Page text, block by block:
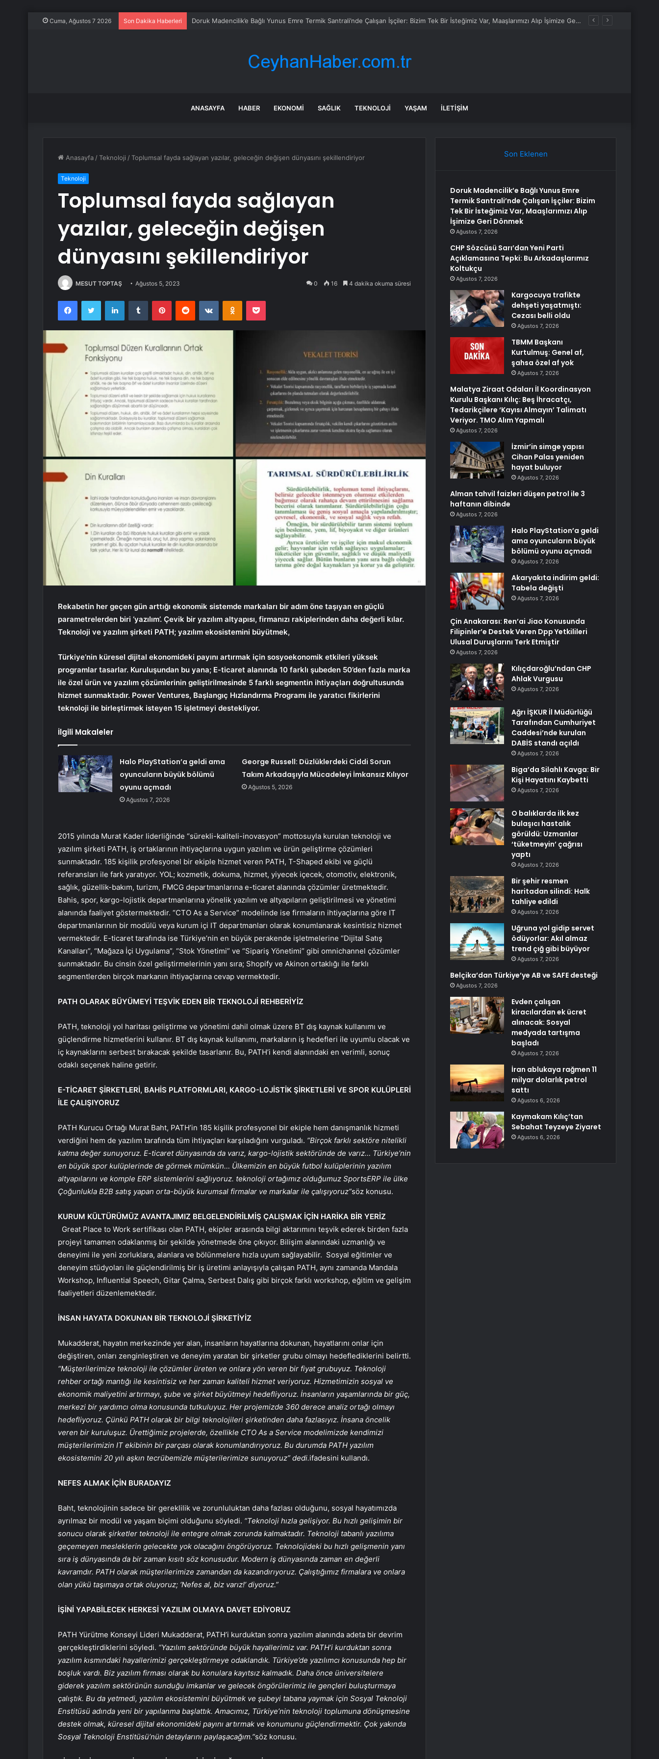
Cuma, Ağustos 7 2026 Son Dakika Haberleri Doruk Madencilik’e Bağlı Yunus Emre Termik Santrali’nde Çalışan İşçiler: Bizim Tek Bir İsteğimiz Var, Maaşlarımızı Alıp İşimize Geri Dönmek
ANASAYFA HABER EKONOMI SAĞLIK TEKNOLOJI YAŞAM İLETIŞIM
Anasayfa /Teknoloji /Toplumsal fayda sağlayan yazılar, geleceğin değişen dünyasını şekillendiriyor
Teknoloji
Toplumsal fayda sağlayan
yazılar, geleceğin değişen
dünyasını şekillendiriyor
MESUT TOPTAŞ Ağustos 5, 2023 0 16 4 dakika okuma süresi
FacebookTwitter LinkedInTumblr PinterestReddit VKontakteOdnoklassniki
Pocket
Rekabetin her geçen gün arttığı ekonomik sistemde markaları bir adım öne taşıyan en güçlü
parametrelerden biri ‘yazılım’. Çevik bir yazılım altyapısı, firmanızı rakiplerinden daha değerli kılar.
Teknoloji ve yazılım şirketi PATH; yazılım ekosistemini büyütmek,
Türkiye’nin küresel dijital ekonomideki payını artırmak için sosyoekonomik etkileri yüksek
programlar tasarlar. Kuruluşundan bu yana; E-ticaret alanında 10 farklı şubeden 50’den fazla marka
ile özel ürün ve yazılım çözümlerinin geliştirilmesinde 5 farklı segmentin ihtiyaçları doğrultusunda
hizmet sunmaktadır. Power Ventures, Başlangıç ​​Hızlandırma Programı ile yaratıcı fikirlerini
teknoloji ile birleştirmek isteyen 15 işletmeyi destekliyor.
İlgili Makaleler
Halo PlayStation’a geldi ama
oyuncuların büyük bölümü
oyunu açmadı
Ağustos 7, 2026
George Russell: Düzlüklerdeki Ciddi Sorun
Takım Arkadaşıyla Mücadeleyi İmkansız Kılıyor
Ağustos 5, 2026
2015 yılında Murat Kader liderliğinde “sürekli-kaliteli-inovasyon” mottosuyla kurulan teknoloji ve
yazılım şirketi PATH, iş ortaklarının ihtiyaçlarına uygun yazılım ve ürün geliştirme çözümleri
sunmaktadır. 185 kişilik profesyonel bir ekiple hizmet veren PATH, T-Shaped ekibi ve güçlü
referansları ile fark yaratıyor. YOL; kozmetik, dokuma, hizmet, yiyecek içecek, otomotiv, elektronik,
sağlık, güzellik-bakım, turizm, FMCG departmanlarına e-ticaret alanında çözümler üretmektedir.
Bahis, spor, kargo-lojistik departmanlarına yönelik yazılım ve altyapıların geliştirilmesi ve yönetimi
alanında faaliyet göstermektedir. “CTO As a Service” modelinde ise firmaların ihtiyaçlarına göre IT
departmanlarının bir modülü veya kurum içi IT departmanları olarak konumlanarak kesintisiz hizmet
vermektedir. E-ticaret tarafında ise Türkiye’nin en büyük perakende işletmelerine “Dijital Satış
Kanalları”, “Mağaza İçi Uygulama”, “Stok Yönetimi” ve “Sipariş Yönetimi” gibi omnichannel çözümler
sunmaktadır. Bu cinsin özel geliştirmelerinin yanı sıra; Shopify ve Akinon ortaklığı ile farklı
segmentlerden birçok markanın ihtiyaçlarına cevap vermektedir.
PATH OLARAK BÜYÜMEYİ TEŞVİK EDEN BİR TEKNOLOJİ REHBERİYİZ
PATH, teknoloji yol haritası geliştirme ve yönetimi dahil olmak üzere BT dış kaynak kullanımı ve
güçlendirme hizmetlerini kullanır. BT dış kaynak kullanımı, markaların iş hedefleri ile uyumlu olacak ve
iç kaynaklarını serbest bırakacak şekilde tasarlanır. Bu, PATH’i kendi alanındaki en verimli, sonuç
odaklı seçenek haline getirir.
E-TİCARET ŞİRKETLERİ, BAHİS PLATFORMLARI, KARGO-LOJİSTİK ŞİRKETLERİ VE SPOR KULÜPLERİ
İLE ÇALIŞIYORUZ
PATH Kurucu Ortağı Murat Baht, PATH’in 185 kişilik profesyonel bir ekiple hem danışmanlık hizmeti
verdiğini hem de yazılım tarafında tüm ihtiyaçları karşıladığını vurguladı. ”Birçok farklı sektöre nitelikli
katma değer sunuyoruz. E-ticaret dünyasında da varız, kargo-lojistik sektöründe de varız… Türkiye’nin
en büyük spor kulüplerinde de görmek mümkün… Ülkemizin en büyük futbol kulüplerinin yazılım
altyapılarını ve komple ERP sistemlerini sağlıyoruz. teknoloji ortağımız olduğumuz SportsERP ile ülke
Çoğunlukla B2B satış yapan orta-büyük kurumsal firmalar ve markalar ile çalışıyoruz”söz konusu.
KURUM KÜLTÜRÜMÜZ AVANTAJIMIZ BELGELENDİRİLMİŞ ÇALIŞMAK İÇİN HARİKA BİR YERİZ
Great Place to Work sertifikası olan PATH, ekipler arasında bilgi aktarımını teşvik ederek birden fazla
projeyi tamamen odaklanmış bir şekilde yönetmede öne çıkıyor. Bilişim alanındaki uzmanlığı ve
deneyimi ile yeni zorluklara, alanlara ve bölünmelere hızla uyum sağlayabilir. Sosyal eğitimler ve
deneyim stüdyoları ile güçlendirilmiş bir iş üretimi anlayışıyla çalışan PATH, aynı zamanda Mandala
Workshop, Influential Speech, Gitar Çalma, Serbest Dalış gibi birçok farklı workshop, eğitim ve gelişim
faaliyetleri düzenlemektedir.
İNSAN HAYATA DOKUNAN BİR TEKNOLOJİ ŞİRKETİYİZ
Mukadderat, hayatın merkezinde yer alan, insanların hayatlarına dokunan, hayatlarını onlar için
değiştiren, onları zenginleştiren ve deneyim yaratan bir şirketler grubu olmayı hedeflediklerini belirtti.
“Müşterilerimize teknoloji ile çözümler üreten ve onlara yön veren bir fiyat grubuyuz. Teknoloji
rehber ortağı mantığı ile kesintisiz ve her zaman kaliteli hizmet veriyoruz. Hizmetimizin sosyal ve
ekonomik maliyetini artırmayı, şube ve şirket büyütmeyi hedefliyoruz. İnsanların yaşamlarında bir güç,
merkezi bir yardımcı olma konusunda tutkuluyuz. Her projemizde 360 ​​derece analiz ortağı olmayı
hedefliyoruz. Çünkü PATH olarak bir bilgi teknolojileri şirketinden daha fazlasıyız. İnsana öncelik
veren bir kuruluşuz. Ürettiğimiz projelerde, özellikle CTO As a Service modelimizde kendimizi
müşterilerimizin IT ekibinin bir parçası olarak konumlandırıyoruz. Bu durumda PATH yazılım
ekosistemini 20 yılı aşkın tecrübemizle müşterilerimize sunuyoruz” dedi.ifadesini kullandı.
NEFES ALMAK İÇİN BURADAYIZ
Baht, teknolojinin sadece bir gereklilik ve zorunluluktan daha fazlası olduğunu, sosyal hayatımızda
ayrılmaz bir modül ve yaşam biçimi olduğunu söyledi. “Teknoloji hızla gelişiyor. Bu hızlı gelişimin bir
sonucu olarak şirketler teknoloji ile entegre olmak zorunda kalmaktadır. Teknoloji tabanlı yazılıma
geçemeyen mesleklerin gelecekte yok olacağını öngörüyoruz. Teknolojideki bu hızlı gelişmenin yanı
sıra iş dünyasında da bir zaman kısıtı söz konusudur. Modern iş dünyasında zaman en değerli
kavramdır. PATH olarak müşterilerimize zamandan da kazandırıyoruz. Çalıştığımız firmalara ve onlara
olan yükü taşımaya ortak oluyoruz; ‘Nefes al, biz varız!’ diyoruz.”
İŞİNİ YAPABİLECEK HERKESİ YAZILIM OLMAYA DAVET EDİYORUZ
PATH Yürütme Konseyi Lideri Mukadderat, PATH’i kurduktan sonra yazılım alanında adeta bir devrim
gerçekleştirdiklerini söyledi. “Yazılım sektöründe büyük hayallerimiz var. PATH’i kurduktan sonra
yazılım kısmındaki hayallerimizi gerçekleştirmeye odaklandık. Türkiye’de yazılımcı konusunda hep bir
boşluk vardı. Biz yazılım firması olarak bu konulara kayıtsız kalmadık. Daha önce üniversitelere
giderek yazılım sektörünün sunduğu imkanlar ve gelecek öngörülerimiz ile gençleri buluşturmaya
çalıştık. Bu da yetmedi, yazılım ekosistemini büyütmek ve şubeyi tabana yaymak için Sosyal Teknoloji
Enstitüsü adında yeni bir yapılanma başlattık. Amacımız, Türkiye’nin teknoloji toplumuna dönüşmesine
destek olmak, küresel dijital ekonomideki payını artırmak ve konumunu güçlendirmektir. Çok yakında
Sosyal Teknoloji Enstitüsü’nün detaylarını paylaşacağım.”söz konusu.
Son Eklenen
Doruk Madencilik’e Bağlı Yunus Emre
Termik Santrali’nde Çalışan İşçiler: Bizim
Tek Bir İsteğimiz Var, Maaşlarımızı Alıp
İşimize Geri Dönmek
Ağustos 7, 2026
CHP Sözcüsü Sarı’dan Yeni Parti
Açıklamasına Tepki: Bu Arkadaşlarımız
Koltukçu
Ağustos 7, 2026
Kargocuya trafikte
dehşeti yaşatmıştı:
Cezası belli oldu
Ağustos 7, 2026
TBMM Başkanı
Kurtulmuş: Genel af,
şahsa özel af yok
Ağustos 7, 2026
Malatya Ziraat Odaları İl Koordinasyon
Kurulu Başkanı Kılıç: Beş İhracatçı,
Tedarikçilere ‘Kayısı Almayın’ Talimatı
Veriyor. TMO Alım Yapmalı
Ağustos 7, 2026
İzmir’in simge yapısı
Cihan Palas yeniden
hayat buluyor
Ağustos 7, 2026
Alman tahvil faizleri düşen petrol ile 3
haftanın dibinde
Ağustos 7, 2026
Halo PlayStation’a geldi
ama oyuncuların büyük
bölümü oyunu açmadı
Ağustos 7, 2026
Akaryakıta indirim geldi:
Tabela değişti
Ağustos 7, 2026
Çin Anakarası: Ren’ai Jiao Konusunda
Filipinler’e Destek Veren Dpp Yetkilileri
Ulusal Duruşlarını Terk Etmiştir
Ağustos 7, 2026
Kılıçdaroğlu’ndan CHP
Ahlak Vurgusu
Ağustos 7, 2026
Ağrı İŞKUR İl Müdürlüğü
Tarafından Cumhuriyet
Caddesi’nde kurulan
DABİS standı açıldı
Ağustos 7, 2026
Biga’da Silahlı Kavga: Bir
Kişi Hayatını Kaybetti
Ağustos 7, 2026
O balıklarda ilk kez
bulaşıcı hastalık
görüldü: Uzmanlar
‘tüketmeyin’ çağrısı
yaptı
Ağustos 7, 2026
Bir şehir resmen
haritadan silindi: Halk
tahliye edildi
Ağustos 7, 2026
Uğruna yol gidip servet
ödüyorlar: Akıl almaz
trend çığ gibi büyüyor
Ağustos 7, 2026
Belçika’dan Türkiye’ye AB ve SAFE desteği
Ağustos 7, 2026
Evden çalışan
kiracılardan ek ücret
alınacak: Sosyal
medyada tartışma
başladı
Ağustos 7, 2026
İran ablukaya rağmen 11
milyar dolarlık petrol
sattı
Ağustos 6, 2026
Kaymakam Kılıç’tan
Sebahat Teyzeye Ziyaret
Ağustos 6, 2026